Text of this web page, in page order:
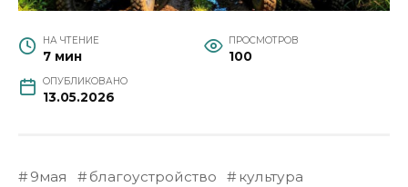
НА ЧТЕНИЕ
7 мин
ПРОСМОТРОВ
100
ОПУБЛИКОВАНО
13.05.2026
9мая благоустройство
культура